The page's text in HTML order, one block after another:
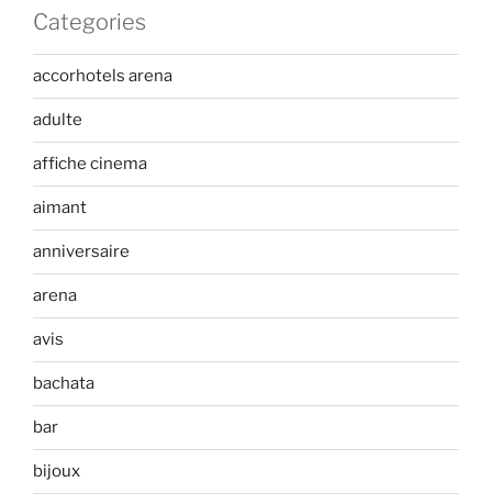
Categories
accorhotels arena
adulte
affiche cinema
aimant
anniversaire
arena
avis
bachata
bar
bijoux